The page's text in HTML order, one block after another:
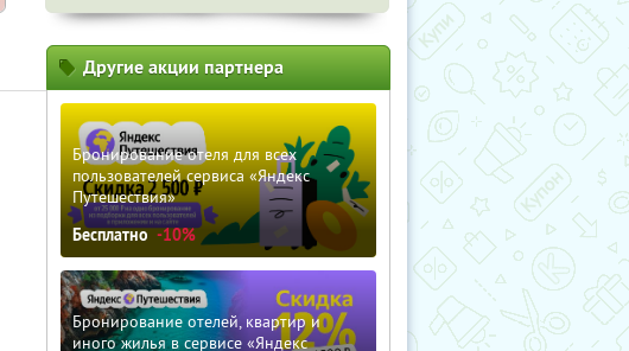
Другие акции партнера
Бронирование отеля для всех
пользователей сервиса «Яндекс
Путешествия»
Бесплатно -10%
Бронирование отелей, квартир и
иного жилья в сервисе «Яндекс